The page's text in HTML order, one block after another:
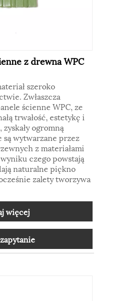
z drewna WPC
szeroko
Zwłaszcza
ścienne WPC, ze
trwałość, estetykę i
ogromną
są wytwarzane przez
z materiałami
czego powstają
naturalne piękno
zalety tworzywa
więcej